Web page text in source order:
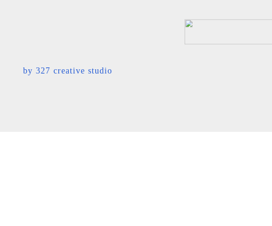
by 327 creative studio